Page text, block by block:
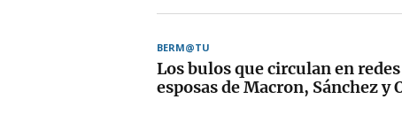
BERM@TU
Los bulos que circulan en
esposas de Macron, Sánchez y